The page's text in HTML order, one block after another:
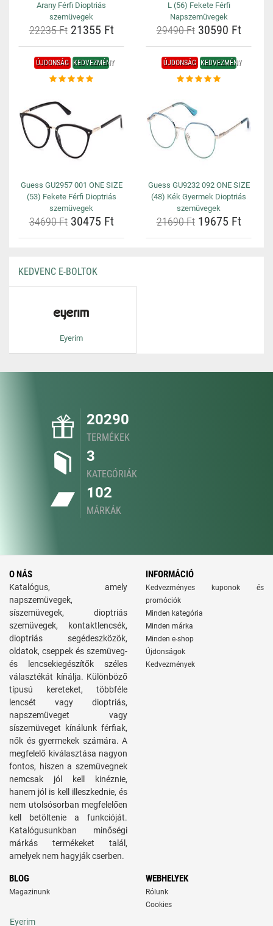
Arany Férfi Dioptriás
szemüvegek
22235 Ft21355 Ft
L (56) Fekete Férfi
Napszemüvegek
29490 Ft30590 Ft
ÚJDONSÁG KEDVEZMÉNY
Guess GU2957 001 ONE SIZE
(53) Fekete Férfi Dioptriás
szemüvegek
34690 Ft30475 Ft
ÚJDONSÁG KEDVEZMÉNY
Guess GU9232 092 ONE SIZE
(48) Kék Gyermek Dioptriás
szemüvegek
21690 Ft19675 Ft
KEDVENC E-BOLTOK
Eyerim
20290
TERMÉKEK
3
KATEGÓRIÁK
102
MÁRKÁK
O NÁS
Katalógus, amely
napszemüvegek,
síszemüvegek, dioptriás
szemüvegek, kontaktlencsék,
dioptriás segédeszközök,
oldatok, cseppek és szemüveg-
és lencsekiegészítők széles
választékát kínálja. Különböző
típusú kereteket, többféle
lencsét vagy dioptriás,
napszemüveget vagy
síszemüveget kínálunk férfiak,
nők és gyermekek számára. A
megfelelő kiválasztása nagyon
fontos, hiszen a szemüvegnek
nemcsak jól kell kinéznie,
hanem jól is kell illeszkednie, és
nem utolsósorban megfelelően
kell betöltenie a funkcióját.
Katalógusunkban minőségi
márkás termékeket talál,
amelyek nem hagyják cserben.
INFORMÁCIÓ
Kedvezményes kuponok és
promóciók
Minden kategória
Minden márka
Minden e-shop
Újdonságok
Kedvezmények
BLOG
Magazinunk
WEBHELYEK
Rólunk
Cookies
Eyerim